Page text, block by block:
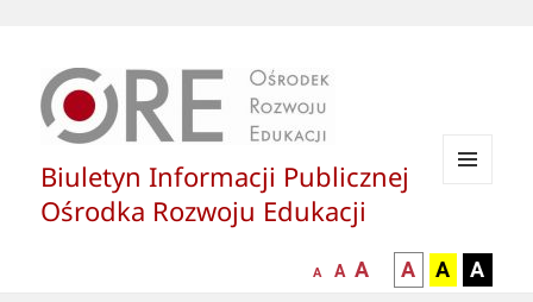
Biuletyn Informacji Publicznej
Ośrodka Rozwoju Edukacji
mniejsza
A
normalna
A
większa-
czcionka
A
kontrast
czarny
A
kontrast
czarny
A
żółty
A